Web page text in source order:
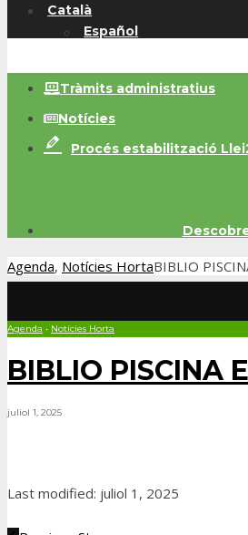
Català
Español
Tràmits administratius
Notícies
Procés estabilització
Agenda, Notícies HortaBIBLIO
Agenda • Notícies Horta
BIBLIO PISCINA
juliol 1, 2025
Last modified: juliol 1, 2025